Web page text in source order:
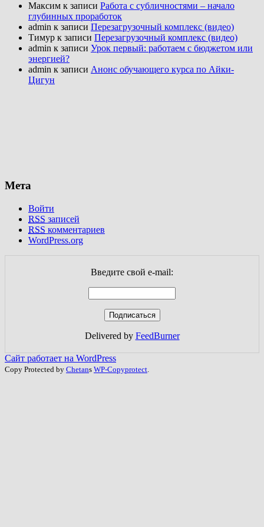
Максим к записи Работа с субличностями – начало
глубинных проработок
admin к записи Перезагрузочный комплекс (видео)
Тимур к записи Перезагрузочный комплекс (видео)
admin к записи Урок первый: работаем с бюджетом или
энергией?
admin к записи Анонс обучающего курса по Айки-
Цигун
Мета
Войти
RSS записей
RSS комментариев
WordPress.org
Введите свой e-mail:
Delivered by FeedBurner
Сайт работает на WordPress
Copy Protected by Chetans WP-Copyprotect